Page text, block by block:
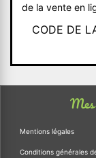
de la vente en
CODE DE
Mes
Mentions légales
Conditions générales